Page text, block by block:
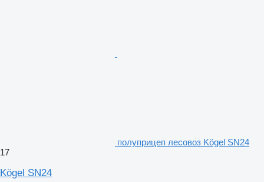
полуприцеп лесовоз Kögel SN24
17
Kögel SN24